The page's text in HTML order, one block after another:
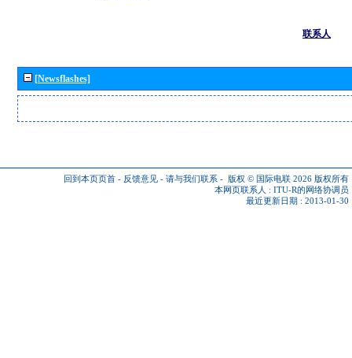
联系人
[Newsflashes]
回到本页页首 - 反馈意见 - 请与我们联系 - 版权 © 国际电联 2026 版权所有
本网页联系人 : ITU-R的网络协调员
最近更新日期 : 2013-01-30